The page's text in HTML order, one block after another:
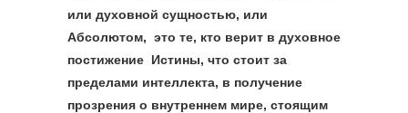
или духовной сущностью, или
Абсолютом, это те, кто верит в духовное
постижение Истины, что стоит за
пределами интеллекта, в получение
прозрения о внутреннем мире, стоящим